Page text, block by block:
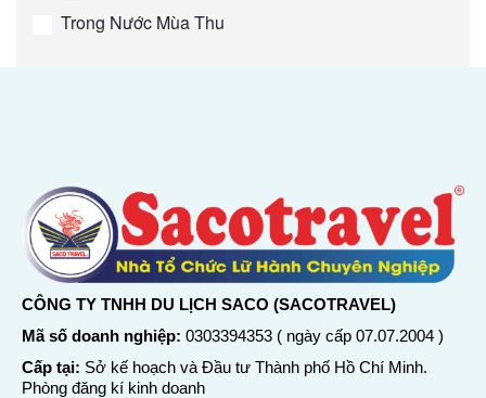
Trong Nước Mùa Thu
CÔNG TY TNHH DU LỊCH SACO (SACOTRAVEL)
Mã số doanh nghiệp: 0303394353 ( ngày cấp 07.07.2004 )
Cấp tại: Sở kế hoạch và Đầu tư Thành phố Hồ Chí Minh.
Phòng đăng kí kinh doanh